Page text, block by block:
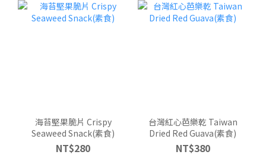
海苔堅果脆片 Crispy
Seaweed Snack(素食)
NT$280
台灣紅心芭樂乾 Taiwan
Dried Red Guava(素食)
NT$380